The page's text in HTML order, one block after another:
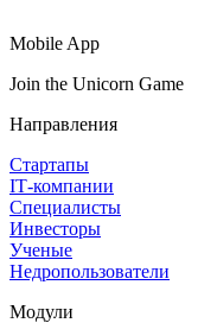
Mobile App
Join the Unicorn Game
Направления
Стартапы
IT‑компании
Специалисты
Инвесторы
Ученые
Недропользователи
Модули